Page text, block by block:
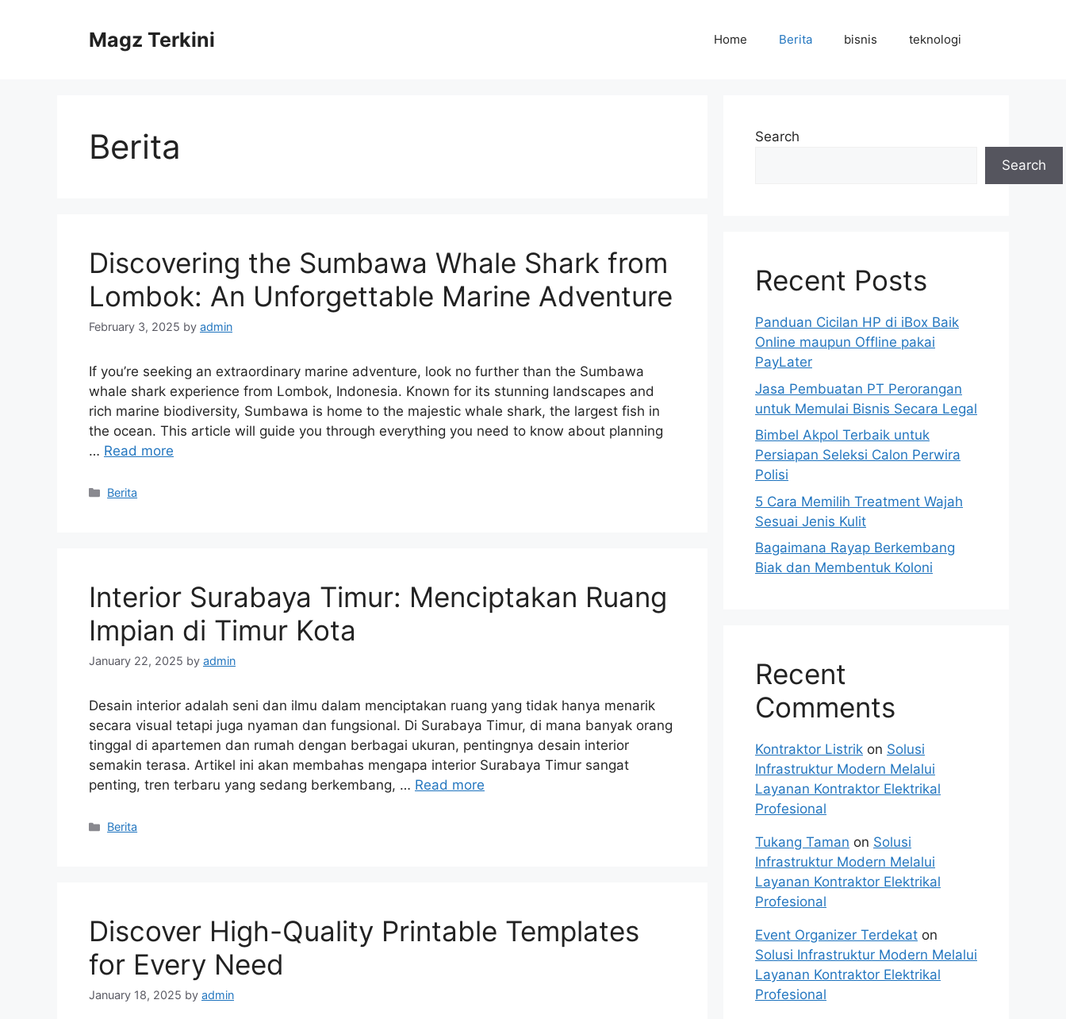
Magz Terkini Home Berita bisnis teknologi
Berita
Discovering the Sumbawa Whale Shark from
Lombok: An Unforgettable Marine Adventure
February 3, 2025 by admin
If you’re seeking an extraordinary marine adventure, look no further than the Sumbawa
whale shark experience from Lombok, Indonesia. Known for its stunning landscapes and
rich marine biodiversity, Sumbawa is home to the majestic whale shark, the largest fish in
the ocean. This article will guide you through everything you need to know about planning
… Read more
Categories
Berita
Interior Surabaya Timur: Menciptakan Ruang
Impian di Timur Kota
January 22, 2025 by admin
Desain interior adalah seni dan ilmu dalam menciptakan ruang yang tidak hanya menarik
secara visual tetapi juga nyaman dan fungsional. Di Surabaya Timur, di mana banyak orang
tinggal di apartemen dan rumah dengan berbagai ukuran, pentingnya desain interior
semakin terasa. Artikel ini akan membahas mengapa interior Surabaya Timur sangat
penting, tren terbaru yang sedang berkembang, … Read more
Categories
Berita
Discover High-Quality Printable Templates
for Every Need
January 18, 2025 by admin
Search
Search
Recent Posts
Panduan Cicilan HP di iBox Baik
Online maupun Offline pakai
PayLater
Jasa Pembuatan PT Perorangan
untuk Memulai Bisnis Secara Legal
Bimbel Akpol Terbaik untuk
Persiapan Seleksi Calon Perwira
Polisi
5 Cara Memilih Treatment Wajah
Sesuai Jenis Kulit
Bagaimana Rayap Berkembang
Biak dan Membentuk Koloni
Recent
Comments
Kontraktor Listrik on Solusi
Infrastruktur Modern Melalui
Layanan Kontraktor Elektrikal
Profesional
Tukang Taman on Solusi
Infrastruktur Modern Melalui
Layanan Kontraktor Elektrikal
Profesional
Event Organizer Terdekat on
Solusi Infrastruktur Modern Melalui
Layanan Kontraktor Elektrikal
Profesional